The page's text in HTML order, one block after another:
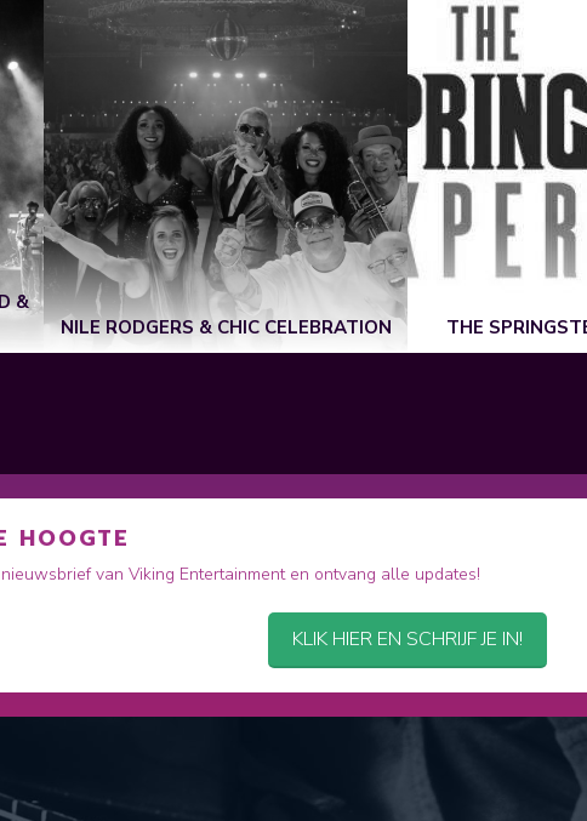
&
NILE RODGERS & CHIC CELEBRATION THE
HOOGTE
van Viking Entertainment en ontvang alle updates!
KLIK HIER EN SCHRIJF JE IN!